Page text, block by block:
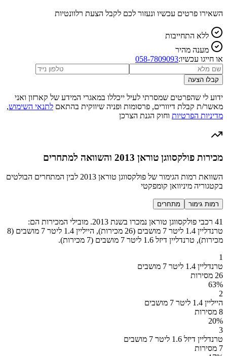
השאירו פרטים עכשיו ונעזור לכם לקבל הצעת רלוונטיות
ללא התחייבות
מענה מהיר
או חייגו עכשיו:058-7809093
קבלו הצעה
ידוע לי שהפרטים שמסרתי לעיל ייכללו במאגרי המידע של קארזון ואני
מאשר/ת קבלת דיוורים, פרסומות ופניה שיווקית בהתאם לתנאי השימוש,
מדיניות הפרטיות וחוק הגנת הצרכן
מכירות פולקסווגן טוראן 2013 והשוואה למתחרים
השוואת רמות הגימור של פולקסווגן טוראן 2013 לבין המתחרים הבולטים
בקטגוריה מיניוואן קומפקטי
רמות גימור מתחרים
41 רכבי פולקסווגן טוראן נמכרו בשנת 2013. מובילי המכירות הם:
טרנדליין 1.4 ליטר 7 מושבים (26 מכירות), הייליין 1.4 ליטר 7 מושבים (8
מכירות), טרנדליין דיזל 1.6 ליטר 7 מושבים (7 מכירות).
1
טרנדליין 1.4 ליטר 7 מושבים
26 מסירות
63%
2
הייליין 1.4 ליטר 7 מושבים
8 מסירות
20%
3
טרנדליין דיזל 1.6 ליטר 7 מושבים
7 מסירות